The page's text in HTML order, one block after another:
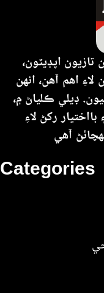
Categories
اپڊيٽون،
اهم آهن، انهن
ڊيلي ڪلياڻ ۾،
رکڻ لاءِ